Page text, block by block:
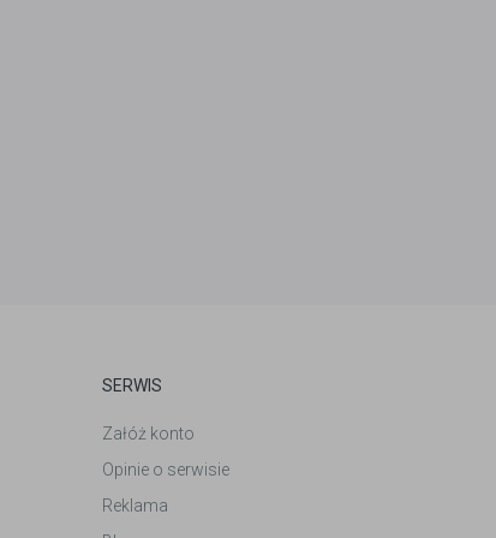
SERWIS
Załóż konto
Opinie o serwisie
Reklama